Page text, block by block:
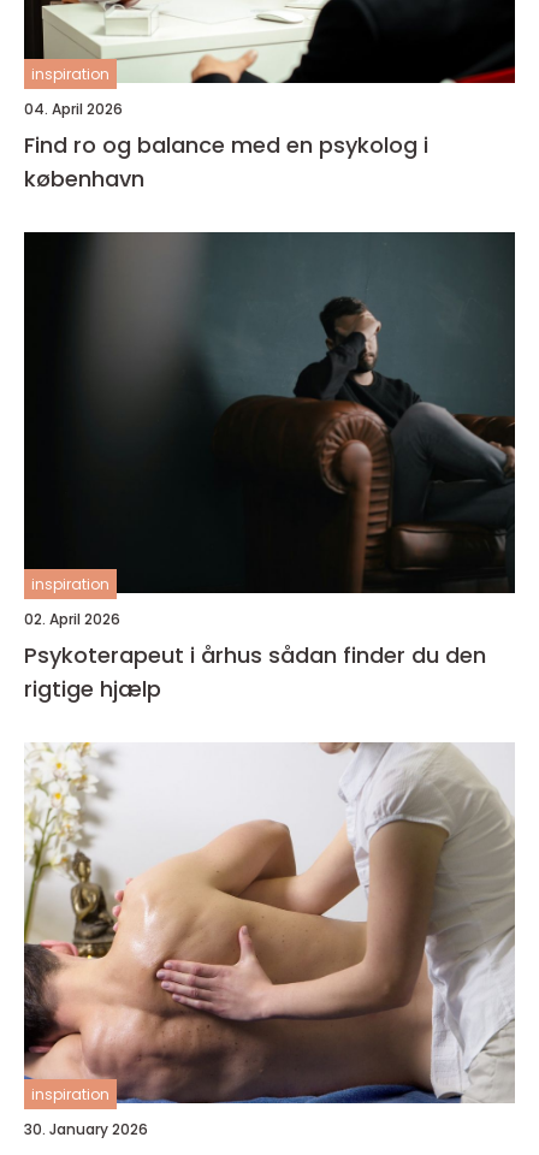
inspiration
04. April 2026
Find ro og balance med en psykolog i
københavn
inspiration
02. April 2026
Psykoterapeut i århus sådan finder du den
rigtige hjælp
inspiration
30. January 2026